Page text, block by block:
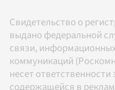
Свидетельство о
выдано федеральной
связи,
коммуникаций
несет
содержащейся в